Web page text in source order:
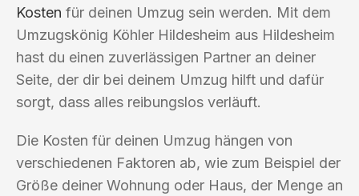
Kosten für deinen Umzug sein werden. Mit dem
Umzugskönig Köhler Hildesheim aus Hildesheim
hast du einen zuverlässigen Partner an deiner
Seite, der dir bei deinem Umzug hilft und dafür
sorgt, dass alles reibungslos verläuft.
Die Kosten für deinen Umzug hängen von
verschiedenen Faktoren ab, wie zum Beispiel der
Größe deiner Wohnung oder Haus, der Menge an